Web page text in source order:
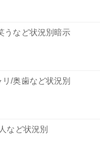
うなど状況別暗示
/奥歯など状況別
など状況別